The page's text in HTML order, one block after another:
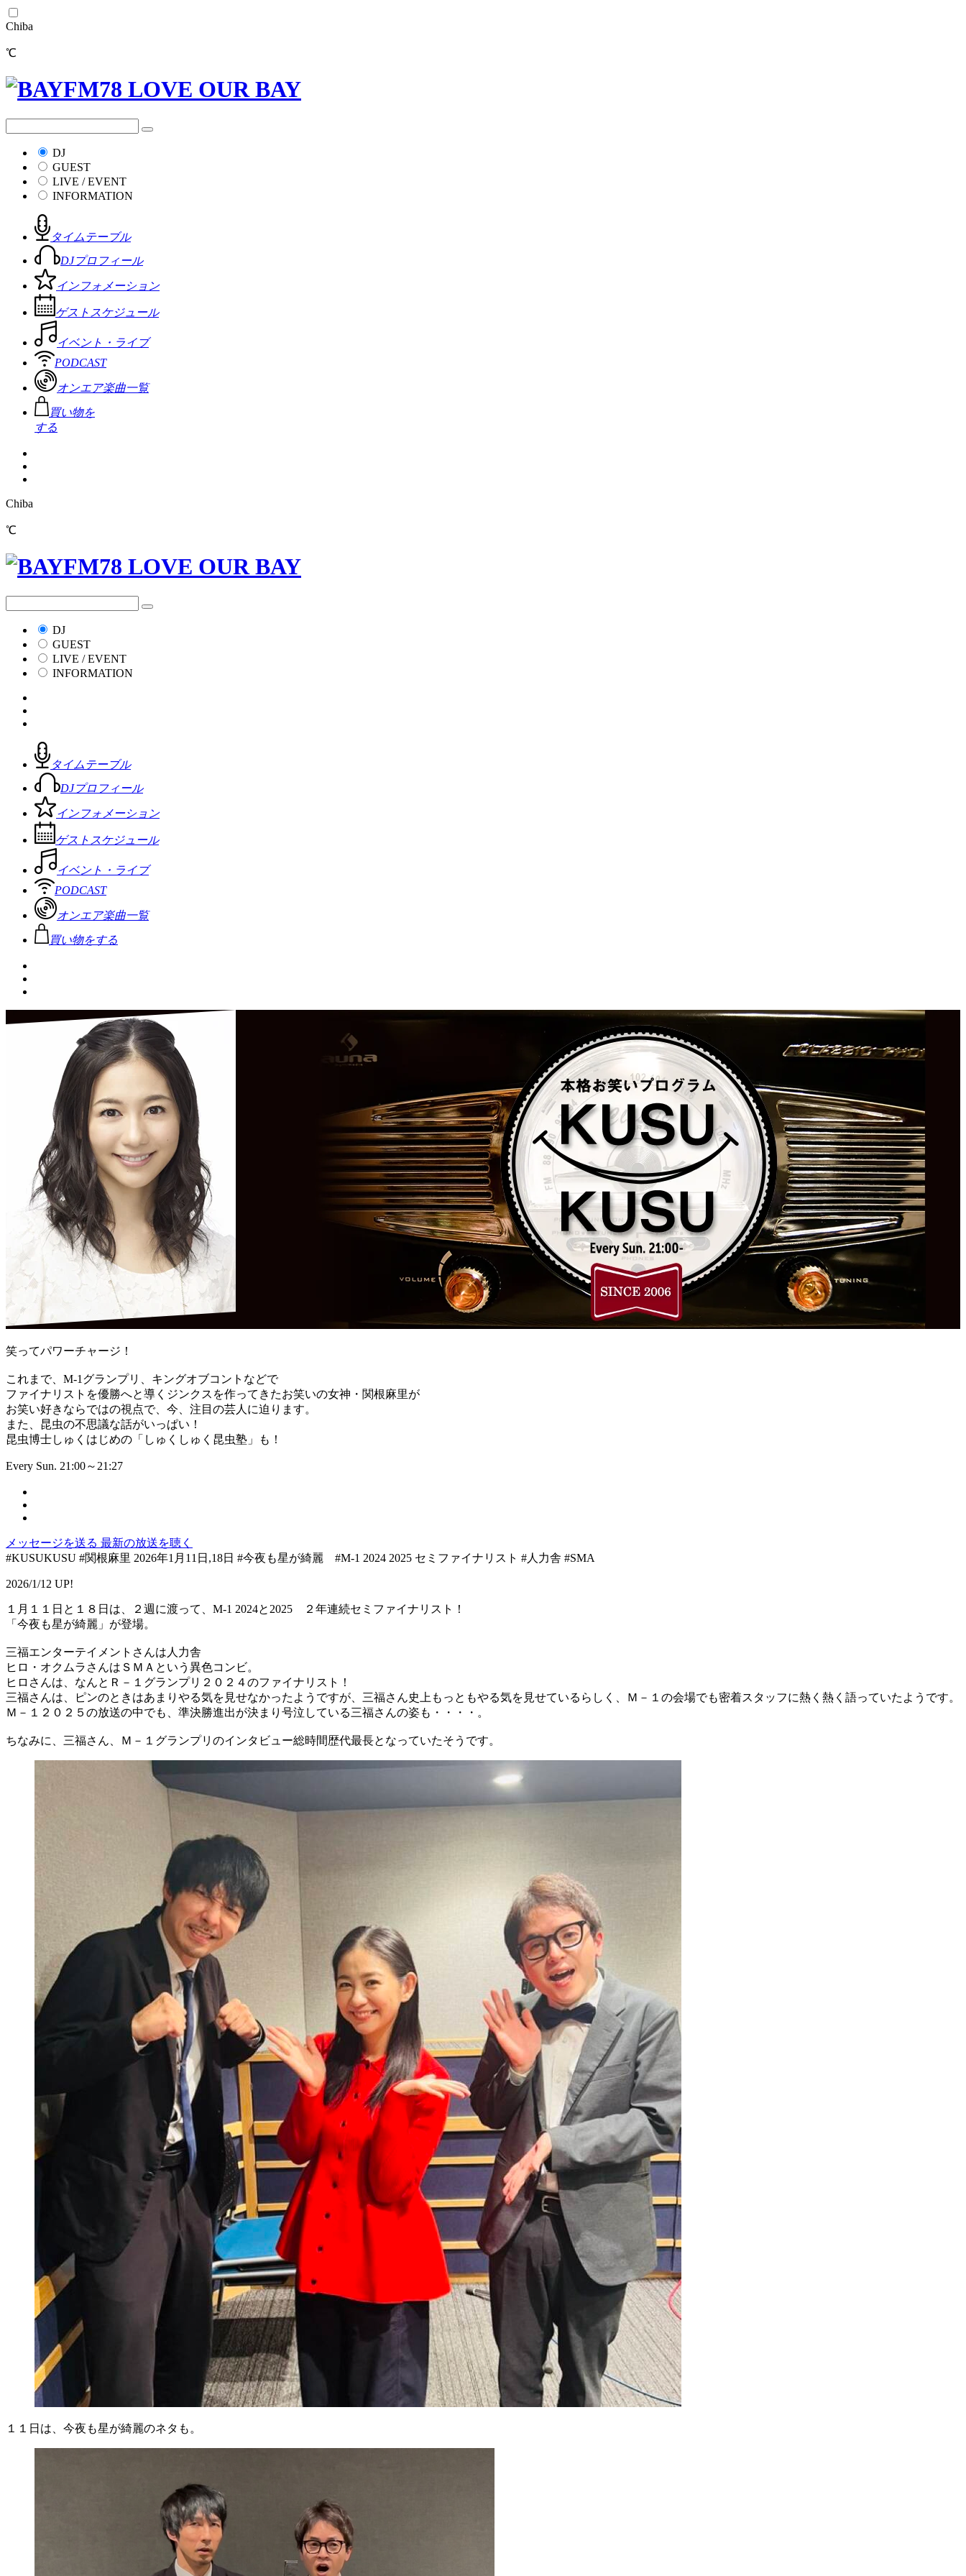
Chiba
℃
DJ
GUEST
LIVE / EVENT
INFORMATION
タイムテーブル
DJプロフィール
インフォメーション
ゲストスケジュール
イベント・ライブ
PODCAST
オンエア楽曲一覧
買い物を
する
Chiba
℃
DJ
GUEST
LIVE / EVENT
INFORMATION
タイムテーブル
DJプロフィール
インフォメーション
ゲストスケジュール
イベント・ライブ
PODCAST
オンエア楽曲一覧
買い物をする
笑ってパワーチャージ！
これまで、M-1グランプリ、キングオブコントなどで
ファイナリストを優勝へと導くジンクスを作ってきたお笑いの女神・関根麻里が
お笑い好きならではの視点で、今、注目の芸人に迫ります。
また、昆虫の不思議な話がいっぱい！
昆虫博士しゅくはじめの「しゅくしゅく昆虫塾」も！
Every Sun. 21:00～21:27
メッセージを送る 最新の放送を聴く
#KUSUKUSU #関根麻里 2026年1月11日,18日 #今夜も星が綺麗 #M-1 2024 2025 セミファイナリスト #人力舎 #SMA
2026/1/12 UP!
１月１１日と１８日は、２週に渡って、M-1 2024と2025 ２年連続セミファイナリスト！
「今夜も星が綺麗」が登場。
三福エンターテイメントさんは人力舎
ヒロ・オクムラさんはＳＭＡという異色コンビ。
ヒロさんは、なんとＲ－１グランプリ２０２４のファイナリスト！
三福さんは、ピンのときはあまりやる気を見せなかったようですが、三福さん史上もっともやる気を見せているらしく、Ｍ－１の会場でも密着スタッフに熱く熱く語っていたようです。
Ｍ－１２０２５の放送の中でも、準決勝進出が決まり号泣している三福さんの姿も・・・・。
ちなみに、三福さん、Ｍ－１グランプリのインタビュー総時間歴代最長となっていたそうです。
１１日は、今夜も星が綺麗のネタも。